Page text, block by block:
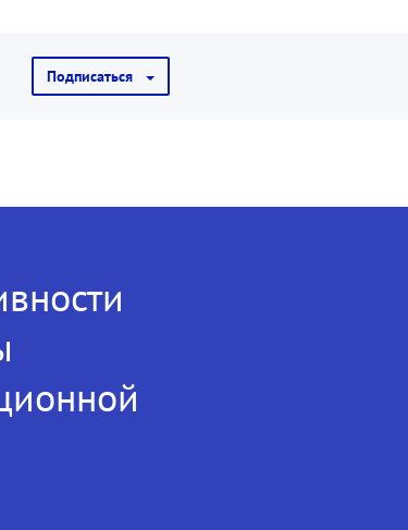
Подписаться